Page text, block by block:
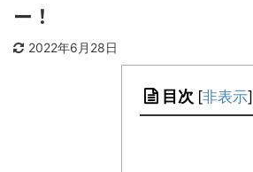
ー！
2022年6月28日
目次 [非表示]